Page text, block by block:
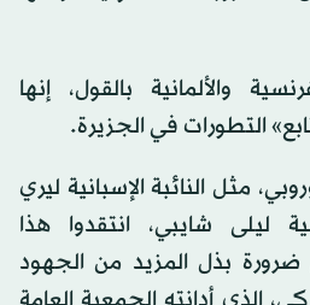
والألمانية بالقول، إنها
التطورات في الجزيرة.
مثل النائبة الإسبانية ليري
ليلى شايبي، انتقدوا هذا
بذل المزيد من الجهود